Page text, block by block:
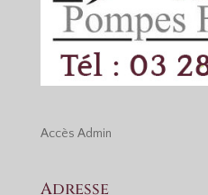
Accès Admin
Adresse